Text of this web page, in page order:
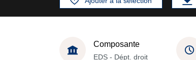
Composante
EDS - Dépt. droit